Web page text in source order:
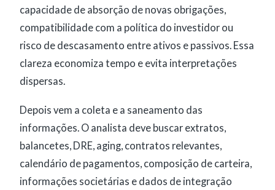
capacidade de absorção de novas obrigações,
compatibilidade com a política do investidor ou
risco de descasamento entre ativos e passivos. Essa
clareza economiza tempo e evita interpretações
dispersas.
Depois vem a coleta e a saneamento das
informações. O analista deve buscar extratos,
balancetes, DRE, aging, contratos relevantes,
calendário de pagamentos, composição de carteira,
informações societárias e dados de integração